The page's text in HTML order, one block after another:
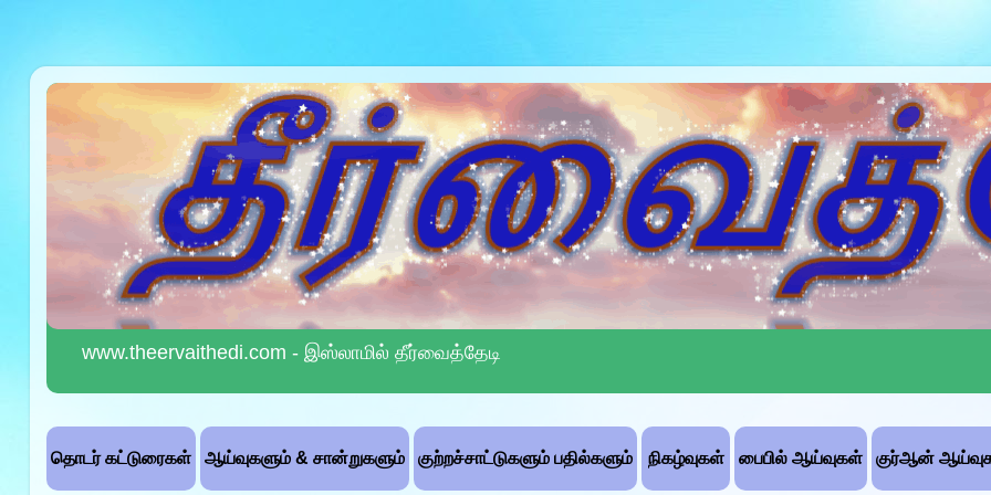
www.theervaithedi.com - இஸ்லாமில் தீர்வைத்தேடி
தொடர் கட்டுரைகள் ஆய்வுகளும் & சான்றுகளும் குற்றச்சாட்டுகளும் பதில்களும் நிகழ்வுகள் பைபில் ஆய்வுகள் குர்ஆன்